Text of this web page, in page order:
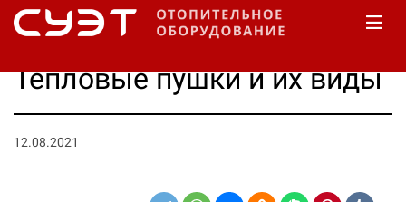
Тепловые пушки и их виды
12.08.2021